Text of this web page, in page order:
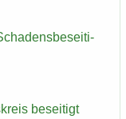
be­sei­tigt